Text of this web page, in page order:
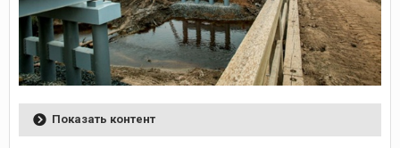
Показать контент